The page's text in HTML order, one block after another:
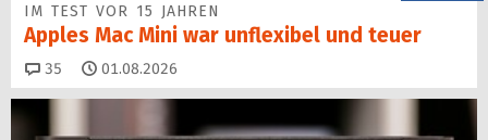
IM TEST VOR 15 JAHREN
Apples Mac Mini war unflexibel und teuer
35 Kommentare
01.08.2026